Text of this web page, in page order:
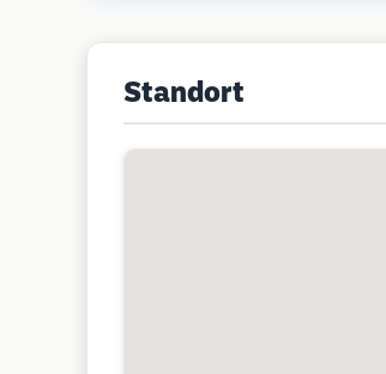
erforderlich.
Standort